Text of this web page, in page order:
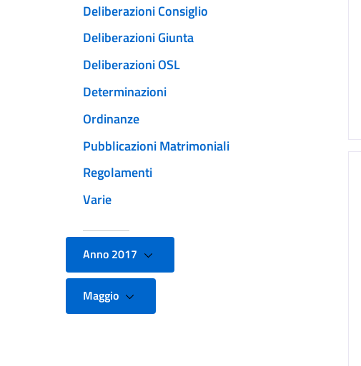
Deliberazioni Consiglio
Deliberazioni Giunta
Deliberazioni OSL
Determinazioni
Ordinanze
Pubblicazioni Matrimoniali
Regolamenti
Varie
Anno 2017
Maggio